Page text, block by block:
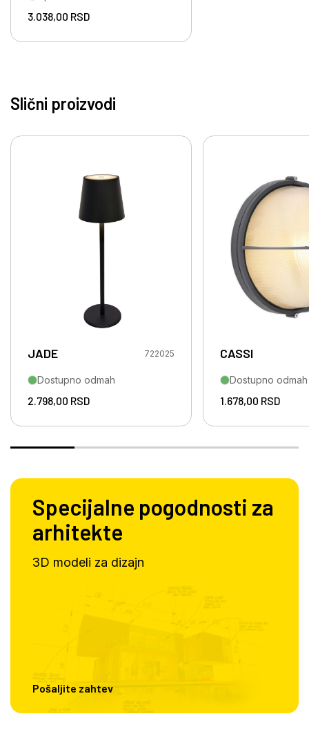
3.038,00 RSD
Slični proizvodi
JADE 722025
Dostupno odmah
2.798,00 RSD
CASSI
Dostupno odmah
1.678,00 RSD
Specijalne pogodnosti za
arhitekte
3D modeli za dizajn
Pošaljite zahtev